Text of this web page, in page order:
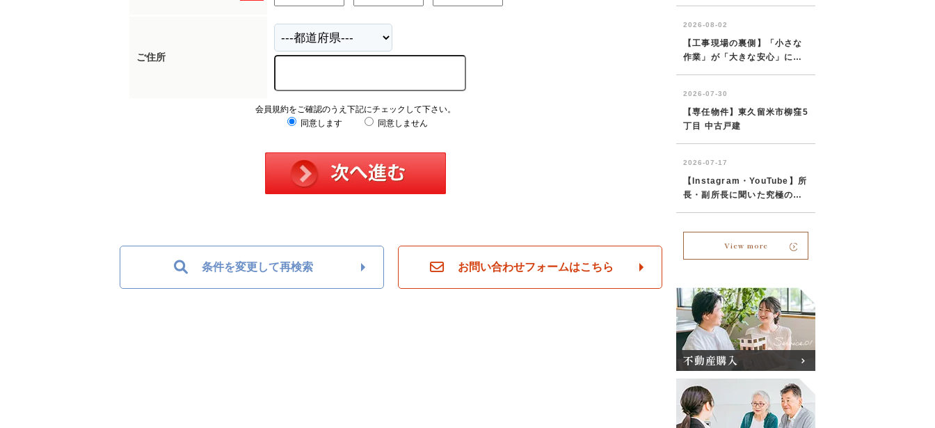
ご住所
会員規約をご確認のうえ下記にチェックして下さい。
同意します
同意しません
条件を変更して再検索 お問い合わせフォームはこちら
View more
不動産購入